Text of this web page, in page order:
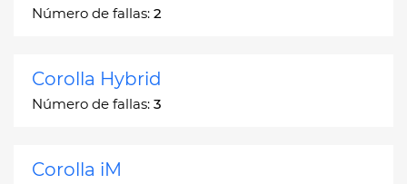
Número de fallas: 2
Corolla Hybrid
Número de fallas: 3
Corolla iM